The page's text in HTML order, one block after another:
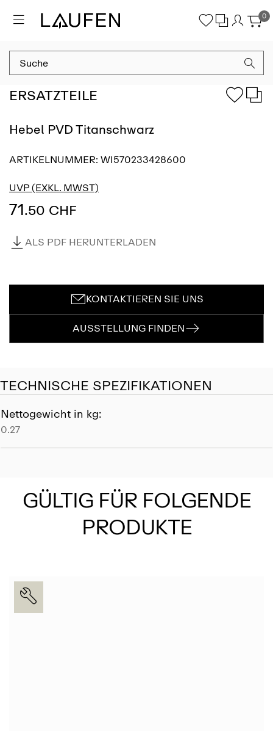
0
ERSATZTEILE
Hebel PVD Titanschwarz
ARTIKELNUMMER: WI570233428600
UVP (EXKL. MWST)
71.50 CHF
ALS PDF HERUNTERLADEN
KONTAKTIEREN SIE UNS
AUSSTELLUNG FINDEN
TECHNISCHE SPEZIFIKATIONEN
Nettogewicht in kg:
0.27
GÜLTIG FÜR FOLGENDE
PRODUKTE